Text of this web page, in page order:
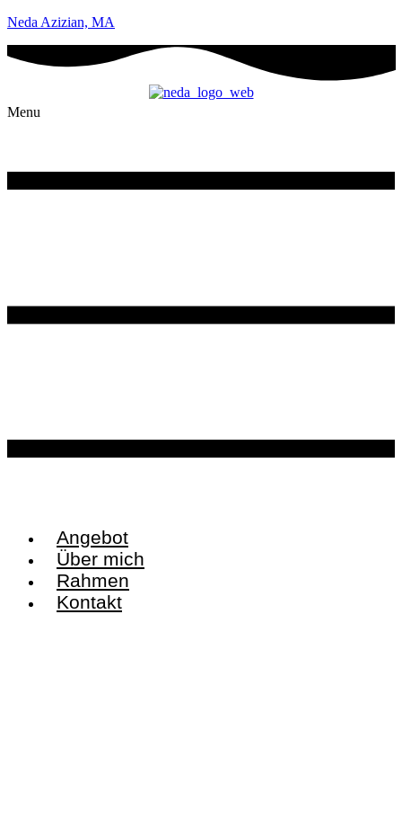
Neda Azizian, MA
Menu
Angebot
Über mich
Rahmen
Kontakt